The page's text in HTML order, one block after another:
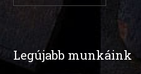
Legújabb munkáink